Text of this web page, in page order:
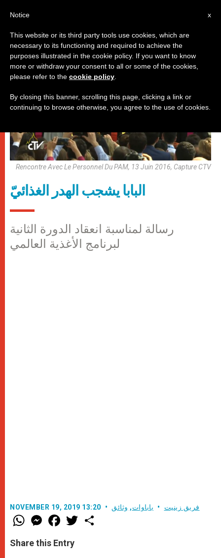
باباوات,وثائق
Rencontre Avec Le Personnel Du PAM, 13 Juin 2016, Capture CTV
البابا يشجب الهدر الغذائيّ
رسالة لمناسبة انعقاد الدورة الثانية
لبرنامج الأغذية العالمي
NOVEMBER 19, 2019 13:20 فريق زينيت باباوات, وثائق
W
h
t
s
M
e
s
e
F
a
e
b
w
Share this Entry
x
Notice
This website or its third party tools use cookies, which are
necessary to its functioning and required to achieve the
purposes illustrated in the cookie policy. If you want to know
more or withdraw your consent to all or some of the cookies,
please refer to the cookie policy
By closing this banner, scrolling this page, clicking a link or
continuing to browse otherwise, you agree to the use of cookies.